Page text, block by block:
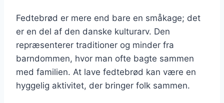
Fedtebrød er mere end bare en småkage; det
er en del af den danske kulturarv. Den
repræsenterer traditioner og minder fra
barndommen, hvor man ofte bagte sammen
med familien. At lave fedtebrød kan være en
hyggelig aktivitet, der bringer folk sammen.